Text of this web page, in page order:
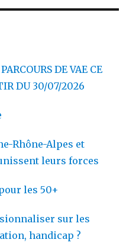
DE VAE CE
DU 30/07/2026
Rhône-Alpes et
leurs forces
les 50+
sur les
handicap ?